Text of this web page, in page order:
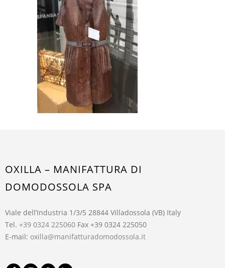
OXILLA – MANIFATTURA DI
DOMODOSSOLA SPA
Viale dell’Industria 1/3/5 28844 Villadossola (VB) Italy
Tel. +39 0324 225060 Fax +39 0324 225050
E-mail: oxilla@manifatturadomodossola.it